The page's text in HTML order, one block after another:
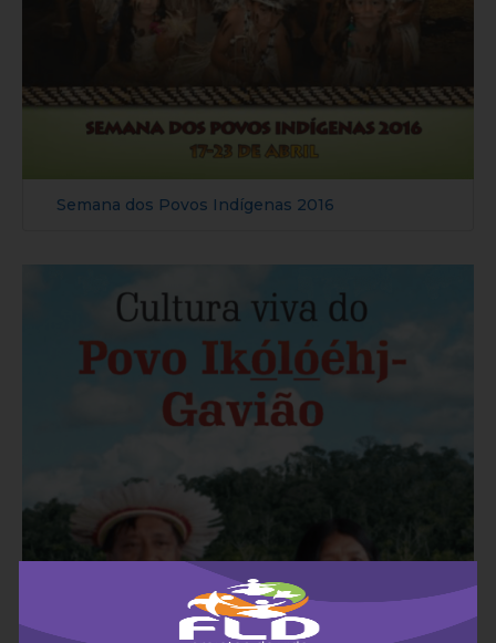
Semana dos Povos Indígenas 2016